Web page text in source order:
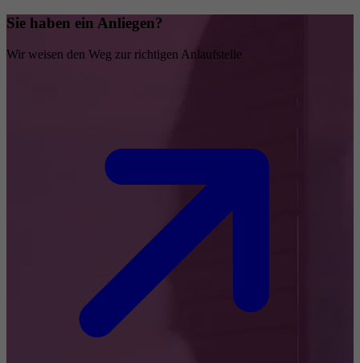
Sie haben ein Anliegen?
Wir weisen den Weg zur richtigen Anlaufstelle